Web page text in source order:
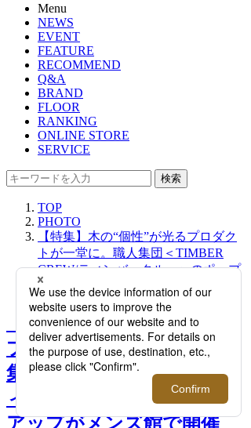
Menu
NEWS
EVENT
FEATURE
RECOMMEND
Q&A
BRAND
FLOOR
RANKING
ONLINE STORE
SERVICE
検索
TOP
PHOTO
【特集】木の“個性”が光るプロダク
トが一堂に。職人集団＜TIMBER
CREW/ティンバークルー＞のポップ
アップがメンズ館で開催
【特集】木の“個性”が光る
プロダクトが一堂に。職人
集団＜TIMBER CREW/テ
ィンバークルー＞のポップ
アップがメンズ館で開催